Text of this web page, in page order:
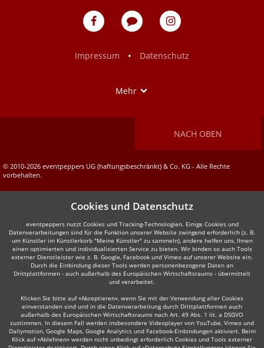
eventpeppers
Blog
eventpeppers
Impressum
• Datenschutz
Mehr
NACH OBEN
© 2010-2026 eventpeppers UG (haftungsbeschränkt) & Co. KG - Alle Rechte
vorbehalten.
Cookies und Datenschutz
eventpeppers nutzt Cookies und Tracking-Technologien. Einige Cookies und
Datenverarbeitungen sind für die Funktion unserer Website zwingend erforderlich (z. B.
um Künstler im Künstlerkorb "Meine Künstler" zu sammeln), andere helfen uns, Ihnen
einen optimierten und individualisierten Service zu bieten. Wir binden so auch Tools
externer Dienstleister wie z. B. Google, Facebook und Vimeo auf unserer Website ein.
Durch die Einbindung dieser Tools werden personenbezogene Daten an
Drittplattformen - auch außerhalb des Europäischen Wirtschaftsraums - übermittelt
und verarbeitet.
Klicken Sie bitte auf «Akzeptieren», wenn Sie mit der Verwendung aller Cookies
einverstanden sind und in die Datenverarbeitung durch Drittplattformen auch
außerhalb des Europäischen Wirtschaftsraums nach Art. 49 Abs. 1 lit. a DSGVO
zustimmen. In diesem Fall werden insbesondere Videoplayer von YouTube, Vimeo und
Dailymotion, Google Maps, Google Analytics und Facebook-Einbindungen aktiviert. Beim
Klick auf «Ablehnen» werden nicht unbedingt erforderlich Cookies und Tools externer